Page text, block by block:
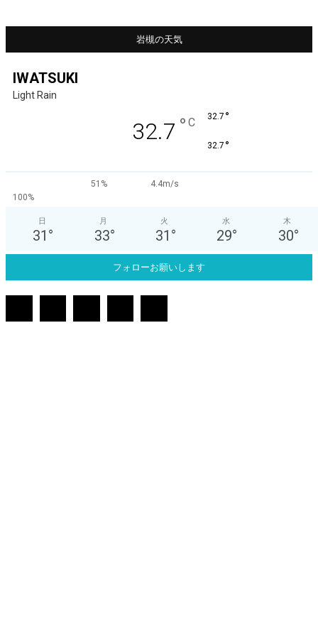
岩槻の天気
IWATSUKI
Light Rain
32.7 ° C 32.7 °
32.7 °
51%
4.4m/s
100%
日
31 °
月
33°
火
31 °
水
29°
木
30°
フォローお願いします